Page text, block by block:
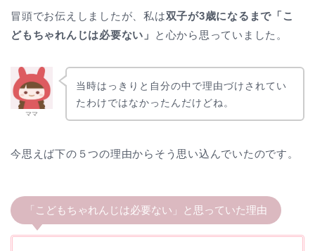
冒頭でお伝えしましたが、私は双子が3歳になるまで「こ
どもちゃれんじは必要ない」
と心から思っていました。
ママ
当時はっきりと自分の中で理由づけされてい
たわけではなかったんだけどね。
今思えば下の５つの理由からそう思い込んでいたのです。
「こどもちゃれんじは必要ない」と思っていた理由